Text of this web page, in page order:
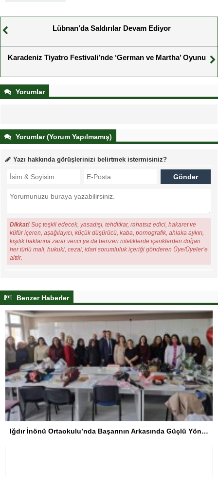
Lübnan’da Saldırılar Devam Ediyor
Karadeniz Tiyatro Festivali’nde ‘German ve Martha’ Oyunu
Yorumlar
Yorumlar (Yorum Yapılmamış)
Yazı hakkında görüşlerinizi belirtmek istermisiniz?
Dikkat! Suç teşkil edecek, yasadışı, tehditkar, rahatsız edici, hakaret ve
küfür içeren, aşağılayıcı, küçük düşürücü, kaba, pornografik, ahlaka aykırı,
kişilik haklarına zarar verici ya da benzeri niteliklerde içeriklerden doğan
her türlü mali, hukuki, cezai, idari sorumluluk içeriği gönderen Üye/Üyeler’e
aittir.
Benzer Haberler
Iğdır İnönü Ortaokulu’nda Başarının Arkasında Güçlü Yönetim ve Özverili Eğitim Kadrosu Bulunuyor